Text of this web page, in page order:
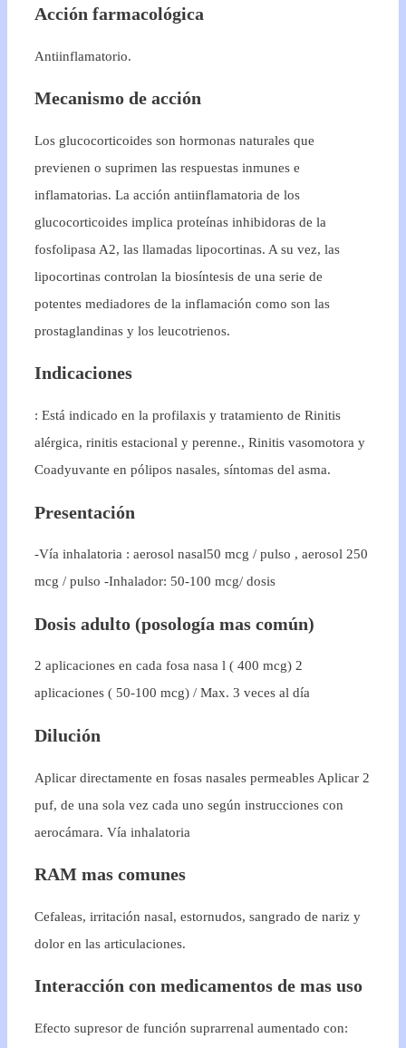
Acción farmacológica
Antiinflamatorio.
Mecanismo de acción
Los glucocorticoides son hormonas naturales que
previenen o suprimen las respuestas inmunes e
inflamatorias. La acción antiinflamatoria de los
glucocorticoides implica proteínas inhibidoras de la
fosfolipasa A2, las llamadas lipocortinas. A su vez, las
lipocortinas controlan la biosíntesis de una serie de
potentes mediadores de la inflamación como son las
prostaglandinas y los leucotrienos.
Indicaciones
: Está indicado en la profilaxis y tra­tamiento de Rinitis
alérgica, rinitis estacional y perenne., Rinitis vasomotora y
Coadyuvante en pólipos nasales, síntomas del asma.
Presentación
-Vía inhalatoria : aerosol nasal50 mcg / pulso , aerosol 250
mcg / pulso -Inhalador: 50-100 mcg/ dosis
Dosis adulto (posología mas común)
2 aplicaciones en cada fosa nasa l ( 400 mcg) 2
aplicaciones ( 50-100 mcg) / Max. 3 veces al día
Dilución
Aplicar directamente en fosas nasales permeables Aplicar 2
puf, de una sola vez cada uno según instrucciones con
aerocámara. Vía inhalatoria
RAM mas comunes
Cefaleas, irritación nasal, estornudos, sangrado de nariz y
dolor en las articulaciones.
Interacción con medicamentos de mas uso
Efecto supresor de función suprarrenal aumentado con: